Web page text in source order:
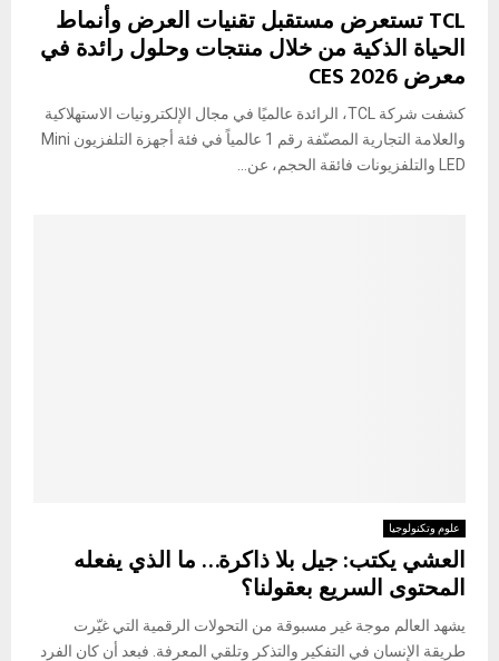
TCL تستعرض مستقبل تقنيات العرض وأنماط
الحياة الذكية من خلال منتجات وحلول رائدة في
معرض CES 2026
كشفت شركة TCL، الرائدة عالميًا في مجال الإلكترونيات الاستهلاكية
والعلامة التجارية المصنّفة رقم 1 عالمياً في فئة أجهزة التلفزيون Mini
LED والتلفزيونات فائقة الحجم، عن...
علوم وتكنولوجيا
العشي يكتب: جيل بلا ذاكرة… ما الذي يفعله
المحتوى السريع بعقولنا؟
يشهد العالم موجة غير مسبوقة من التحولات الرقمية التي غيّرت
طريقة الإنسان في التفكير والتذكر وتلقي المعرفة. فبعد أن كان الفرد